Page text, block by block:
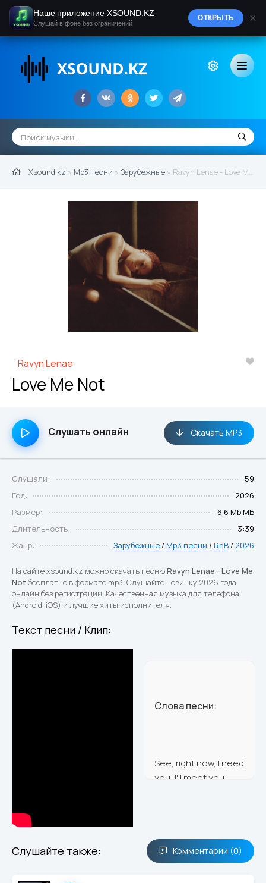
Xsound.kz » Mp3 песни » Зарубежные » Ravyn Lenae - Love Me Not
Ravyn Lenae
Love Me Not
Слушать онлайн Скачать MP3
Слушали:
59
Год:
2026
Размер:
6.6 Mb МБ
Длительность:
3:39
Жанр:
Зарубежные / Mp3 песни / RnB / 2026
На сайте xsound.kz можно скачать песнюRavyn Lenae - Love Me
Notбесплатно в формате mp3. Слушайте новинку 2026 года
онлайн без регистрации. Качественная музыка для телефона
(Android, iOS) и лучшие хиты исполнителя.
Текст песни / Клип:
Слова песни:
See, right now, I need
you, I'll meet you
cool, I miss you,
come here nowIt's
Слушайте также: Комментарии (0)
Наше приложение XSOUND.KZ
Слушай в фоне без ограничений
ОТКРЫТЬ ×